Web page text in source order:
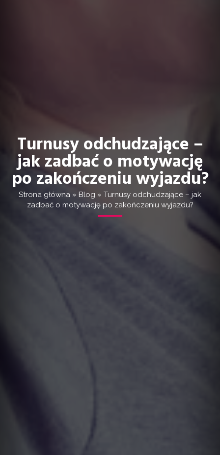
Turnusy odchudzające –
jak zadbać o motywację
po zakończeniu wyjazdu?
Strona główna » Blog » Turnusy odchudzające – jak
zadbać o motywację po zakończeniu wyjazdu?